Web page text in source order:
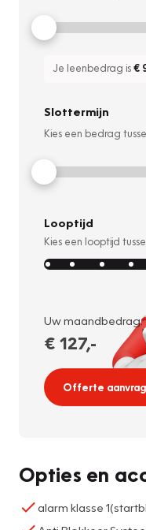
Je leenbedrag is€
Slottermijn
Kies een bedrag
Looptijd
Kies een looptijd
Uw maandbedrag:
€ 127,-
Offerte
Opties en
alarm klasse